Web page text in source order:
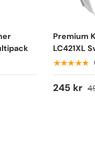
Premium
LC421XL
★★★★★
245 kr